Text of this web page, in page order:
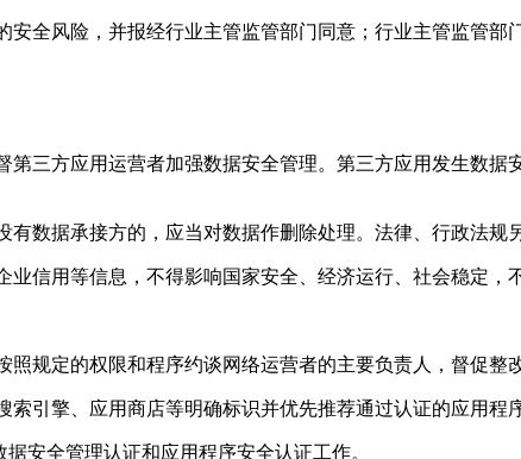
全风险，并报经行业主管监管部门同意；行业主管监管部
三方应用运营者加强数据安全管理。第三方应用发生数据
数据承接方的，应当对数据作删除处理。法律、行政法规
信用等信息，不得影响国家安全、经济运行、社会稳定，
规定的权限和程序约谈网络运营者的主要负责人，督促整改
引擎、应用商店等明确标识并优先推荐通过认证的应用程序
安全管理认证和应用程序安全认证工作。